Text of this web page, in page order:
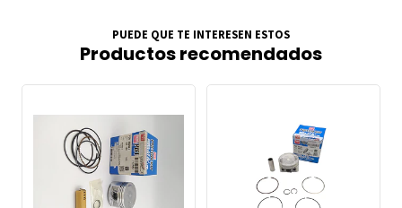
PUEDE QUE TE INTERESEN ESTOS
Productos recomendados